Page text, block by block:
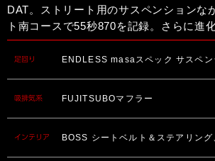
DAT。ストリート用のサスペンションな
ト南コースで55秒870を記録。さらに進
足回り ENDLESS masaスペック サスペン
吸排気系 FUJITSUBOマフラー
インテリア BOSS シートベルト＆ステアリン